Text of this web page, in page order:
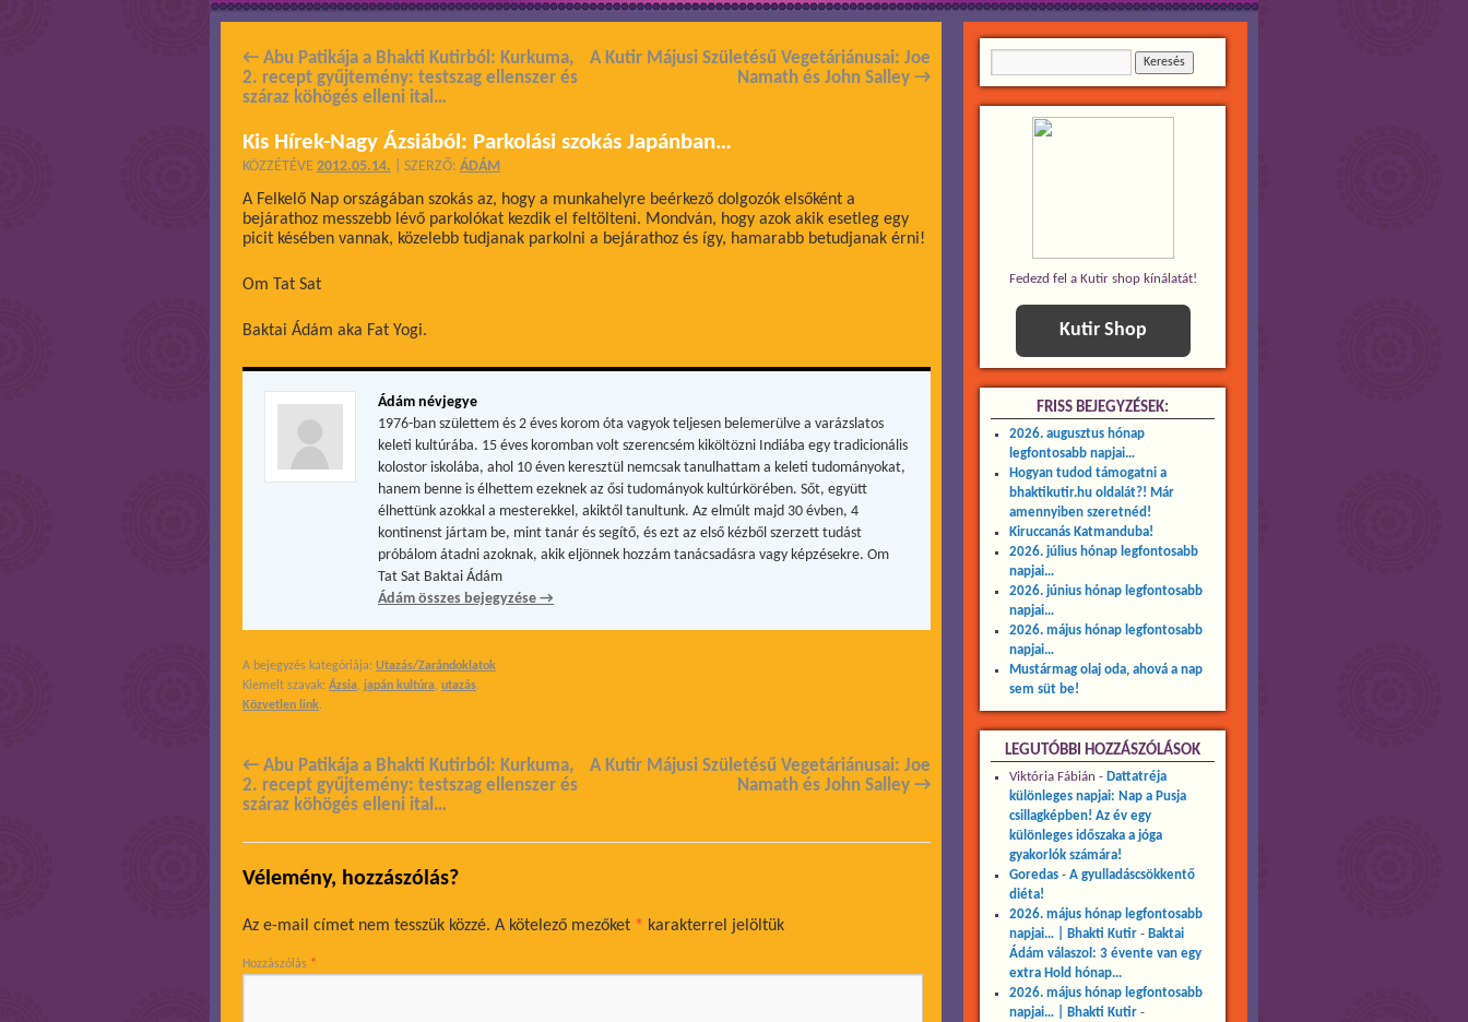
← Abu Patikája a Bhakti Kutirból: Kurkuma,
2. recept gyűjtemény: testszag ellenszer és
száraz köhögés elleni ital…
A Kutir Májusi Születésű Vegetáriánusai: Joe
Namath és John Salley →
Kis Hírek-Nagy Ázsiából: Parkolási szokás Japánban…
KÖZZÉTÉVE 2012.05.14. SZERZŐ: ÁDÁM
A Felkelő Nap országában szokás az, hogy a munkahelyre beérkező dolgozók elsőként a
bejárathoz messzebb lévő parkolókat kezdik el feltölteni. Mondván, hogy azok akik esetleg egy
picit késében vannak, közelebb tudjanak parkolni a bejárathoz és így, hamarabb betudjanak érni!
Om Tat Sat
Baktai Ádám aka Fat Yogi.
Ádám névjegye
1976-ban születtem és 2 éves korom óta vagyok teljesen belemerülve a varázslatos
keleti kultúrába. 15 éves koromban volt szerencsém kiköltözni Indiába egy tradicionális
kolostor iskolába, ahol 10 éven keresztül nemcsak tanulhattam a keleti tudományokat,
hanem benne is élhettem ezeknek az ősi tudományok kultúrkörében. Sőt, együtt
élhettünk azokkal a mesterekkel, akiktől tanultunk. Az elmúlt majd 30 évben, 4
kontinenst jártam be, mint tanár és segítő, és ezt az első kézből szerzett tudást
próbálom átadni azoknak, akik eljönnek hozzám tanácsadásra vagy képzésekre. Om
Tat Sat Baktai Ádám
Ádám összes bejegyzése →
A bejegyzés kategóriája: Utazás/Zarándoklatok
Kiemelt szavak: Ázsia, japán kultúra, utazás.
Közvetlen link.
← Abu Patikája a Bhakti Kutirból: Kurkuma,
2. recept gyűjtemény: testszag ellenszer és
száraz köhögés elleni ital…
A Kutir Májusi Születésű Vegetáriánusai: Joe
Namath és John Salley →
Vélemény, hozzászólás?
Az e-mail címet nem tesszük közzé. A kötelező mezőket * karakterrel jelöltük
Hozzászólás *
Fedezd fel a Kutir shop kínálatát!
Kutir Shop
FRISS BEJEGYZÉSEK:
2026. augusztus hónap
legfontosabb napjai…
Hogyan tudod támogatni a
bhaktikutir.hu oldalát?! Már
amennyiben szeretnéd!
Kiruccanás Katmanduba!
2026. július hónap legfontosabb
napjai…
2026. június hónap legfontosabb
napjai…
2026. május hónap legfontosabb
napjai…
Mustármag olaj oda, ahová a nap
sem süt be!
LEGUTÓBBI HOZZÁSZÓLÁSOK
Viktória Fábián - Dattatréja
különleges napjai: Nap a Pusja
csillagképben! Az év egy
különleges időszaka a jóga
gyakorlók számára!
Goredas- A gyulladáscsökkentő
diéta!
2026. május hónap legfontosabb
napjai… | Bhakti Kutir- Baktai
Ádám válaszol: 3 évente van egy
extra Hold hónap…
2026. május hónap legfontosabb
napjai… | Bhakti Kutir-